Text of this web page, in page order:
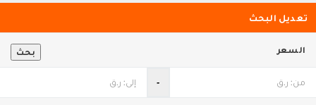
تعديل البحث
بحث السعر
‐